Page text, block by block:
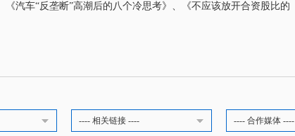
汽车“反垄断”高潮后的八个冷思考》、《不应该放开合资股比的
---- 相关链接 ---- ---- 合作媒体 ----